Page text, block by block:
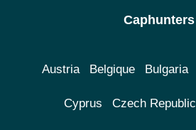
Caphunters
Austria Belgique Bulgaria
Cyprus Czech Republic